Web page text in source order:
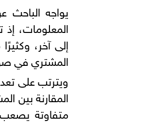
يواجه
المعلومات،
إلى آخر،
المشتري في
ويترتب على
المقارنة بين
متفاوتة يصعب